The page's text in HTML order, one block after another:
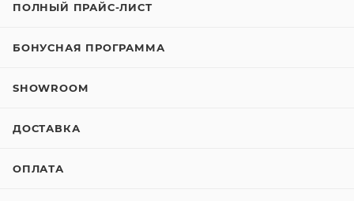
ПОЛНЫЙ ПРАЙС-ЛИСТ
БОНУСНАЯ ПРОГРАММА
SHOWROOM
ДОСТАВКА
ОПЛАТА